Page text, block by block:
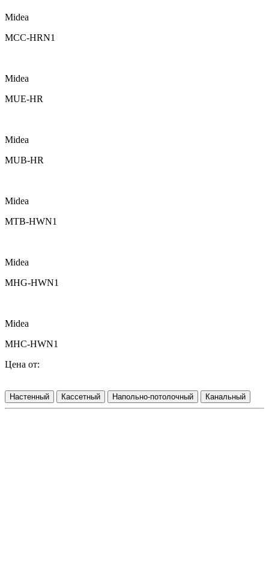
Midea
MCC-HRN1
Midea
MUE-HR
Midea
MUB-HR
Midea
MTB-HWN1
Midea
MHG-HWN1
Midea
MHC-HWN1
Цена от:
Настенный Кассетный Напольно-потолочный Канальный